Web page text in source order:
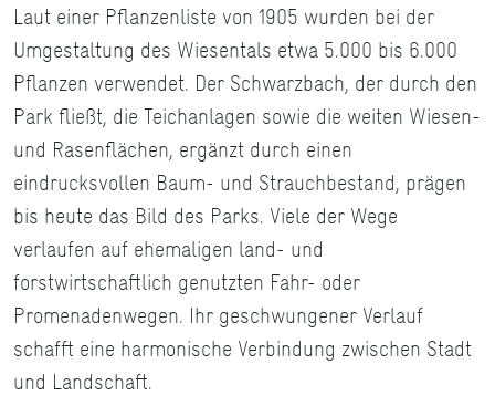
Laut einer Pflanzenliste von 1905 wurden bei der
Umgestaltung des Wiesentals etwa 5.000 bis 6.000
Pflanzen verwendet. Der Schwarzbach, der durch den
Park fließt, die Teichanlagen sowie die weiten Wiesen-
und Rasenflächen, ergänzt durch einen
eindrucksvollen Baum- und Strauchbestand, prägen
bis heute das Bild des Parks. Viele der Wege
verlaufen auf ehemaligen land- und
forstwirtschaftlich genutzten Fahr- oder
Promenadenwegen. Ihr geschwungener Verlauf
schafft eine harmonische Verbindung zwischen Stadt
und Landschaft.